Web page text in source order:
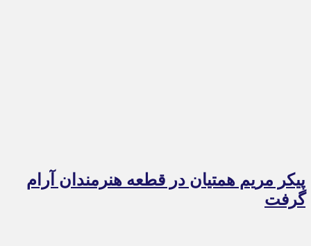
پیکر مریم همتیان در قطعه هنرمندان آرام
گرفت